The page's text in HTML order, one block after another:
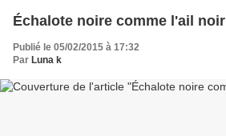
Échalote noire comme l'ail noir
Publié le 05/02/2015 à 17:32
Par Luna k